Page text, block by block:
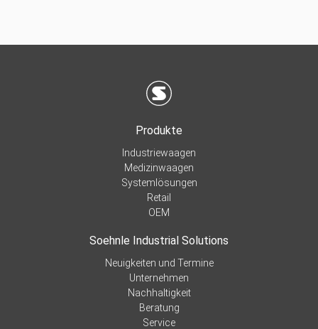
Produkte
Industriewaagen
Medizinwaagen
Systemlösungen
Retail
OEM
Soehnle Industrial Solutions
Neuigkeiten und Termine
Unternehmen
Nachhaltigkeit
Beratung
Service